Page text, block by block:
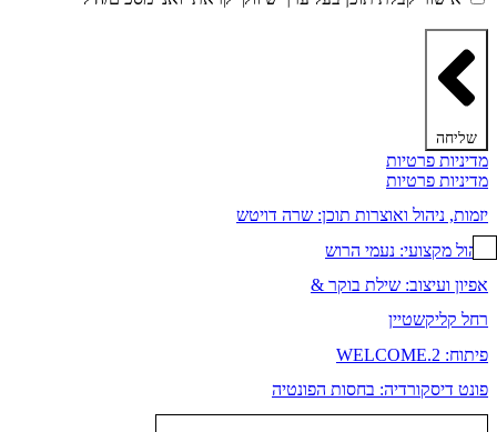
שליחה
מדיניות פרטיות
מדיניות פרטיות
יזמות, ניהול ואוצרות תוכן: שרה דויטש
ניהול מקצועי: נעמי הרוש
אפיון ועיצוב: שילת בוקר &
רחל קליקשטיין
פיתוח: WELCOME.2
פונט דיסקורדיה: בחסות הפונטיה